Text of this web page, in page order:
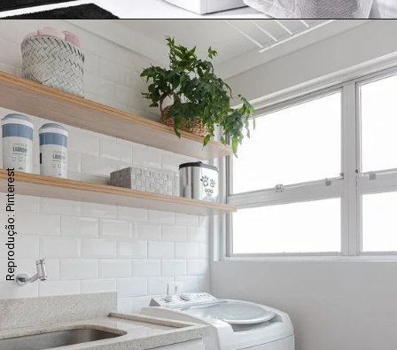
Reprodução: Pinterest